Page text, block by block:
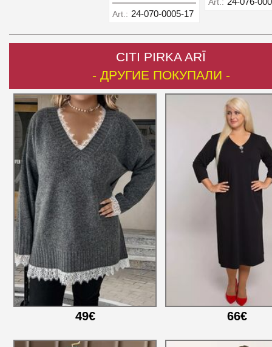
Art.: 24-070-0005-17
CITI PIRKA ARĪ
- ДРУГИЕ ПОКУПАЛИ -
49€ 66€